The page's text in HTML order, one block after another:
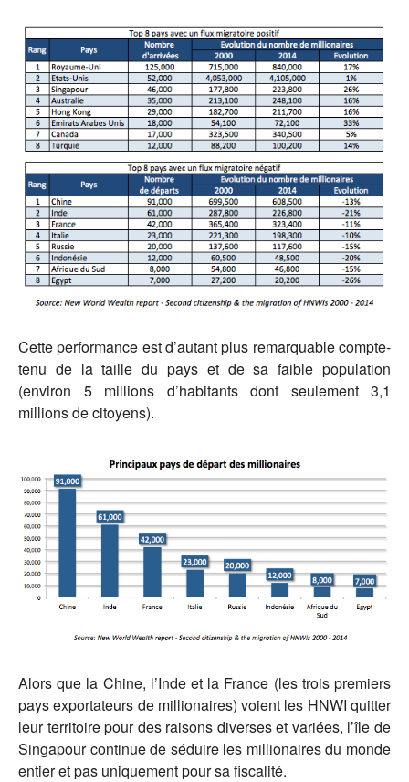
Cette performance est d’autant plus remarquable compte-
tenu de la taille du pays et de sa faible population
(environ 5 millions d’habitants dont seulement 3,1
millions de citoyens).
Alors que la Chine, l’Inde et la France (les trois premiers
pays exportateurs de millionaires) voient les HNWI quitter
leur territoire pour des raisons diverses et variées, l’île de
Singapour continue de séduire les millionaires du monde
entier et pas uniquement pour sa fiscalité.